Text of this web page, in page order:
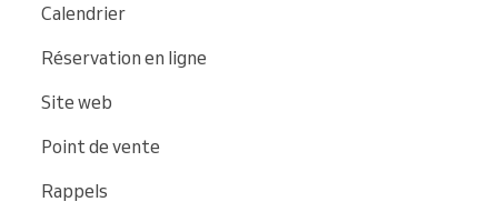
Calendrier
Réservation en ligne
Site web
Point de vente
Rappels